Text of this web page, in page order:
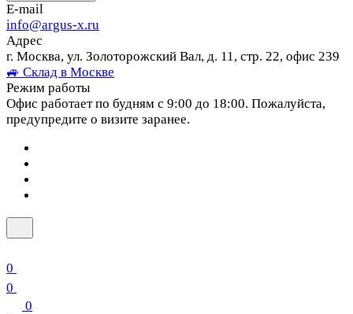
E-mail
info@argus-x.ru
Адрес
г. Москва, ул. Золоторожский Вал, д. 11, стр. 22, офис 239
🚙 Склад в Москве
Режим работы
Офис работает по будням с 9:00 до 18:00. Пожалуйста,
предупредите о визите заранее.
0
0
0